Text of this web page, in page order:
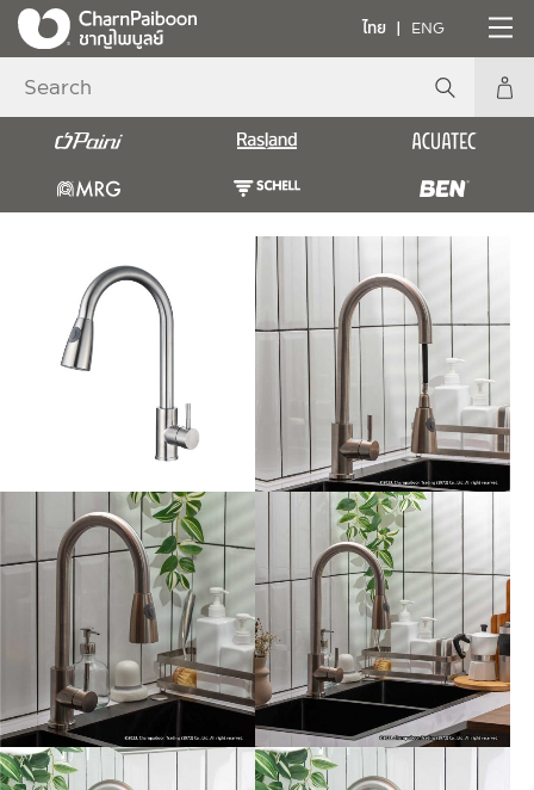
ไทย ENG